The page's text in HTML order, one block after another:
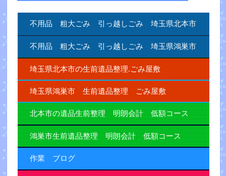
不用品 粗大ごみ 引っ越しごみ 埼玉県北本市
不用品 粗大ごみ 引っ越しごみ 埼玉県鴻巣市
埼玉県北本市の生前遺品整理.ごみ屋敷
埼玉県鴻巣市 生前遺品整理 ごみ屋敷
北本市の遺品生前整理 明朗会計 低額コース
鴻巣市生前遺品整理 明朗会計 低額コース
作業 ブログ